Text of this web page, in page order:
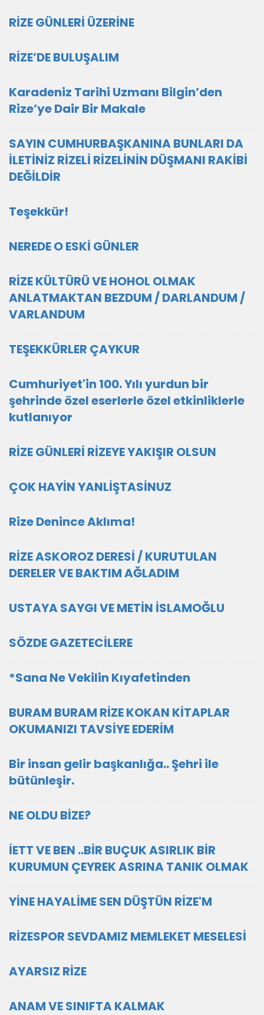
RİZE GÜNLERİ ÜZERİNE
RİZE’DE BULUŞALIM
Karadeniz Tarihi Uzmanı Bilgin’den
Rize’ye Dair Bir Makale
SAYIN CUMHURBAŞKANINA BUNLARI DA
İLETİNİZ RİZELİ RİZELİNİN DÜŞMANI RAKİBİ
DEĞİLDİR
Teşekkür!
NEREDE O ESKİ GÜNLER
RİZE KÜLTÜRÜ VE HOHOL OLMAK
ANLATMAKTAN BEZDUM / DARLANDUM /
VARLANDUM
TEŞEKKÜRLER ÇAYKUR
Cumhuriyet'in 100. Yılı yurdun bir
şehrinde özel eserlerle özel etkinliklerle
kutlanıyor
RİZE GÜNLERİ RİZEYE YAKIŞIR OLSUN
ÇOK HAYİN YANLİŞTASİNUZ
Rize Denince Aklıma!
RİZE ASKOROZ DERESİ / KURUTULAN
DERELER VE BAKTIM AĞLADIM
USTAYA SAYGI VE METİN İSLAMOĞLU
SÖZDE GAZETECİLERE
*Sana Ne Vekilin Kıyafetinden
BURAM BURAM RİZE KOKAN KİTAPLAR
OKUMANIZI TAVSİYE EDERİM
Bir insan gelir başkanlığa.. Şehri ile
bütünleşir.
NE OLDU BİZE?
İETT VE BEN ..BİR BUÇUK ASIRLIK BİR
KURUMUN ÇEYREK ASRINA TANIK OLMAK
YİNE HAYALİME SEN DÜŞTÜN RİZE'M
RİZESPOR SEVDAMIZ MEMLEKET MESELESİ
AYARSIZ RİZE
ANAM VE SINIFTA KALMAK